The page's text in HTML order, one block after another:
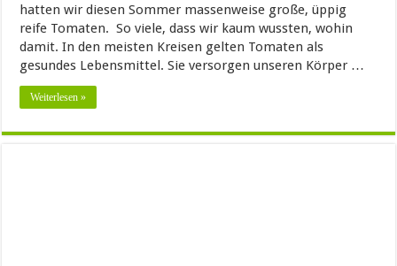
hatten wir diesen Sommer massenweise große, üppig
reife Tomaten. So viele, dass wir kaum wussten, wohin
damit. In den meisten Kreisen gelten Tomaten als
gesundes Lebensmittel. Sie versorgen unseren Körper …
Weiterlesen »